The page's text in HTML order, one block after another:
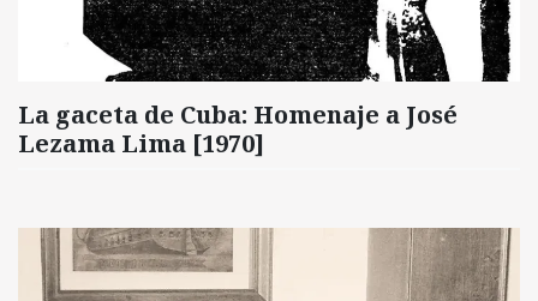
La gaceta de Cuba: Homenaje a José
Lezama Lima [1970]